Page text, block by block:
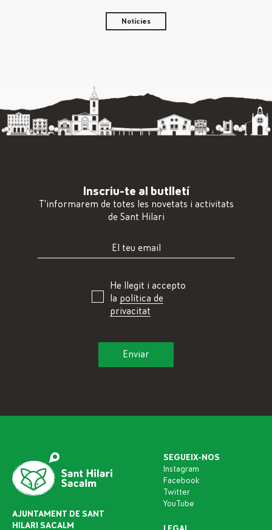
Notícies
Inscriu-te al butlletí
T'informarem de totes les novetats i activitats
de Sant Hilari
He llegit i accepto
la política de
privacitat
AJUNTAMENT DE SANT
HILARI SACALM
SEGUEIX-NOS
Instagram
Facebook
Twitter
YouTube